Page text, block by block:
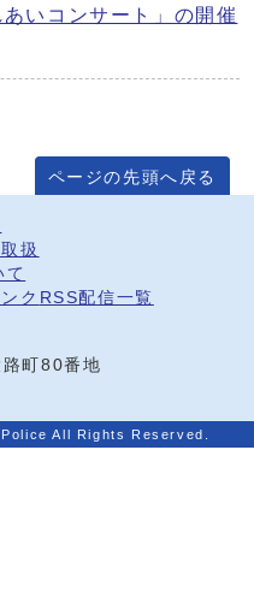
いコンサート」の開催
ページの先頭へ戻る
扱
て
ンク RSS配信一覧
町80番地
All Rights Reserved.